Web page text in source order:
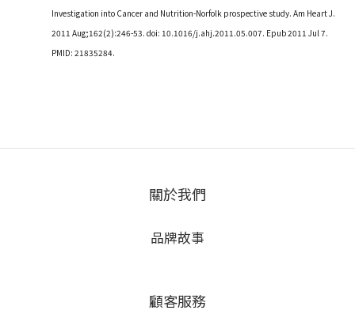
Investigation into Cancer and Nutrition-Norfolk prospective study. Am Heart J.
2011 Aug;162(2):246-53. doi: 10.1016/j.ahj.2011.05.007. Epub 2011 Jul 7.
PMID: 21835284.
關於我們
品牌故事
顧客服務